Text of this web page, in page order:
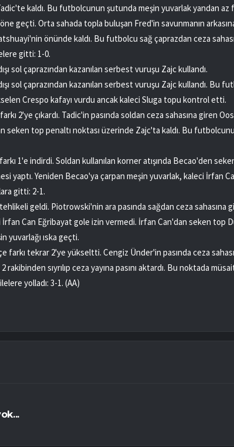
kaldı. Bu futbolcunun şutunda meşin yuvarlak yandan az
geçti. Orta sahada topla buluşan Fred'in savunmanın
önünde kaldı. Bu futbolcu sağ çaprazdan ceza
gitti: 1-0.
sol çaprazından kazanılan serbest vuruşu Zajc kullandı.
sol çaprazından kazanılan serbest vuruşu Zajc kullandı. Bu
Crespo kafayı vurdu ancak kaleci Sluga topu kontrol etti.
2'ye çıkardı. Tadic'in pasında soldan ceza sahasına giren
seken top penaltı noktası üzerinde Zajc'ta kaldı. Bu
1'e indirdi. Soldan kullanılan korner atışında Becao'den
yaptı. Yeniden Becao'ya çarpan meşin yuvarlak, kaleci İrfan
gitti: 2-1.
geldi. Piotrowski'nin ara pasında sağdan ceza sahasına
Can Eğribayat gole izin vermedi. İrfan Can'dan seken top
yuvarlağı ıska geçti.
farkı tekrar 2'ye yükseltti. Cengiz Ünder'in pasında ceza
rakibinden sıyrılıp ceza yayına pasını aktardı. Bu noktada
yolladı: 3-1. (AA)